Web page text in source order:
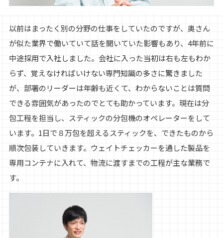
以前はまったく別の分野の仕事をしていたのですが、奥さん
が似た業界で働いていて話を聞いていた影響もあり、4年前に
中途採用で入社しました。会社に入った当初は右も左もわか
らず、覚えなければいけない専門知識の多さに驚きました
が、部署のリーダーは年齢も近くて、わからないことは質問
できる雰囲気があったのでとても助かっています。現在は分
包工程を担当し、スティックの分包機のオペレーターをして
います。1日で８万包を超えるスティックを、できたものから
順次包装していきます。ウェイトチェッカーを通した製品を
専用コンテナに入れて、物流に渡すまでの工程が主な業務で
す。